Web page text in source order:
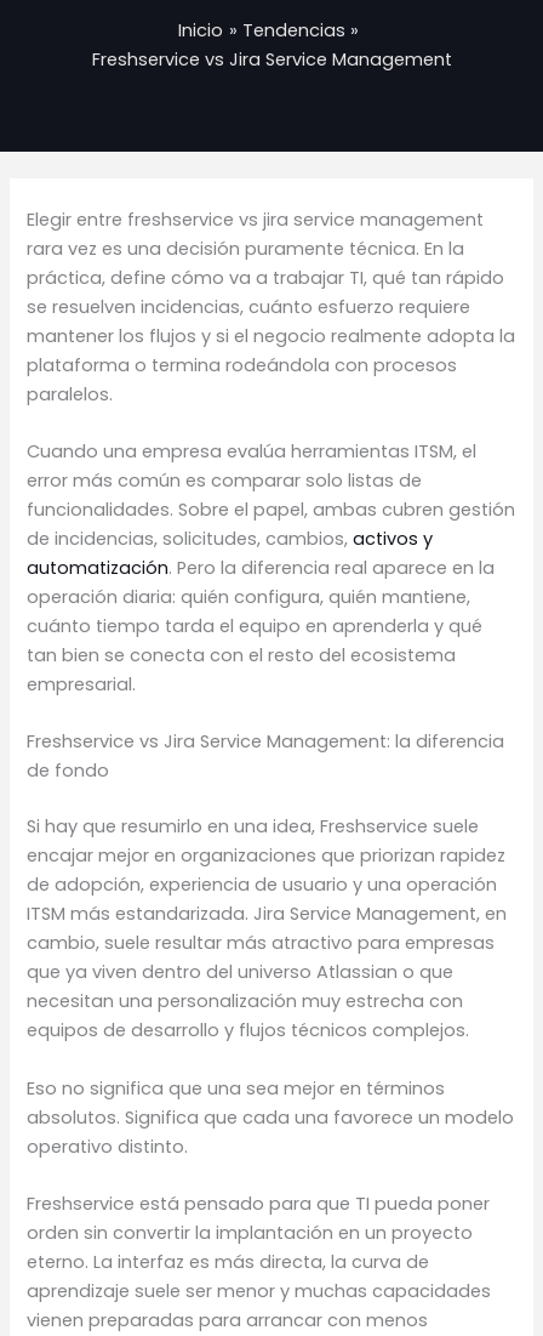
Inicio
Tendencias
Freshservice vs Jira Service Management
Elegir entre freshservice vs jira service management
rara vez es una decisión puramente técnica. En la
práctica, define cómo va a trabajar TI, qué tan rápido
se resuelven incidencias, cuánto esfuerzo requiere
mantener los flujos y si el negocio realmente adopta la
plataforma o termina rodeándola con procesos
paralelos.
Cuando una empresa evalúa herramientas ITSM, el
error más común es comparar solo listas de
funcionalidades. Sobre el papel, ambas cubren gestión
de incidencias, solicitudes, cambios,activos y
automatización. Pero la diferencia real aparece en la
operación diaria: quién configura, quién mantiene,
cuánto tiempo tarda el equipo en aprenderla y qué
tan bien se conecta con el resto del ecosistema
empresarial.
Freshservice vs Jira Service Management: la diferencia
de fondo
Si hay que resumirlo en una idea, Freshservice suele
encajar mejor en organizaciones que priorizan rapidez
de adopción, experiencia de usuario y una operación
ITSM más estandarizada. Jira Service Management, en
cambio, suele resultar más atractivo para empresas
que ya viven dentro del universo Atlassian o que
necesitan una personalización muy estrecha con
equipos de desarrollo y flujos técnicos complejos.
Eso no significa que una sea mejor en términos
absolutos. Significa que cada una favorece un modelo
operativo distinto.
Freshservice está pensado para que TI pueda poner
orden sin convertir la implantación en un proyecto
eterno. La interfaz es más directa, la curva de
aprendizaje suele ser menor y muchas capacidades
vienen preparadas para arrancar con menos